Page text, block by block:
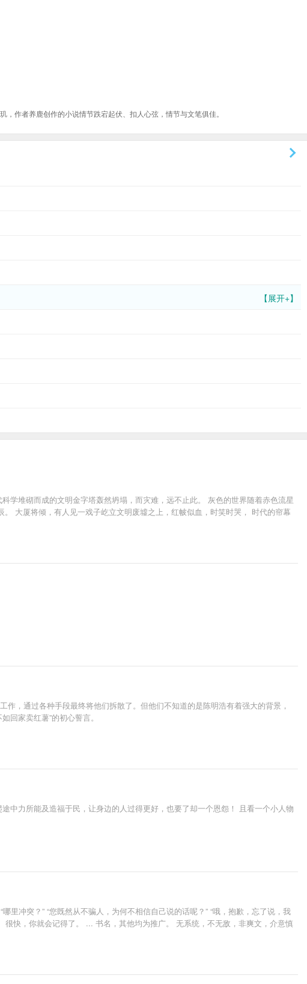
，作者养鹿创作的小说情节跌宕起伏、扣人心弦，情节与文笔俱佳。
【展开+】
堆砌而成的文明金字塔轰然坍塌，而灾难，远不止此。 灰色的世界随着赤色流星
大厦将倾，有人见一戏子屹立文明废墟之上，红帔似血，时笑时哭， 时代的帘幕
，通过各种手段最终将他们拆散了。但他们不知道的是陈明浩有着强大的背景，
回家卖红薯”的初心誓言。
中力所能及造福于民，让身边的人过得更好，也要了却一个恩怨！ 且看一个小人物
冲突？” “您既然从不骗人，为何不相信自己说的话呢？” “哦，抱歉，忘了说，我
快，你就会记得了。 ... 书名，其他均为推广。 无系统，不无敌，非爽文，介意慎